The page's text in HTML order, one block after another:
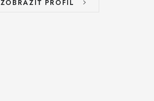
ZOBRAZIŤ PROFIL